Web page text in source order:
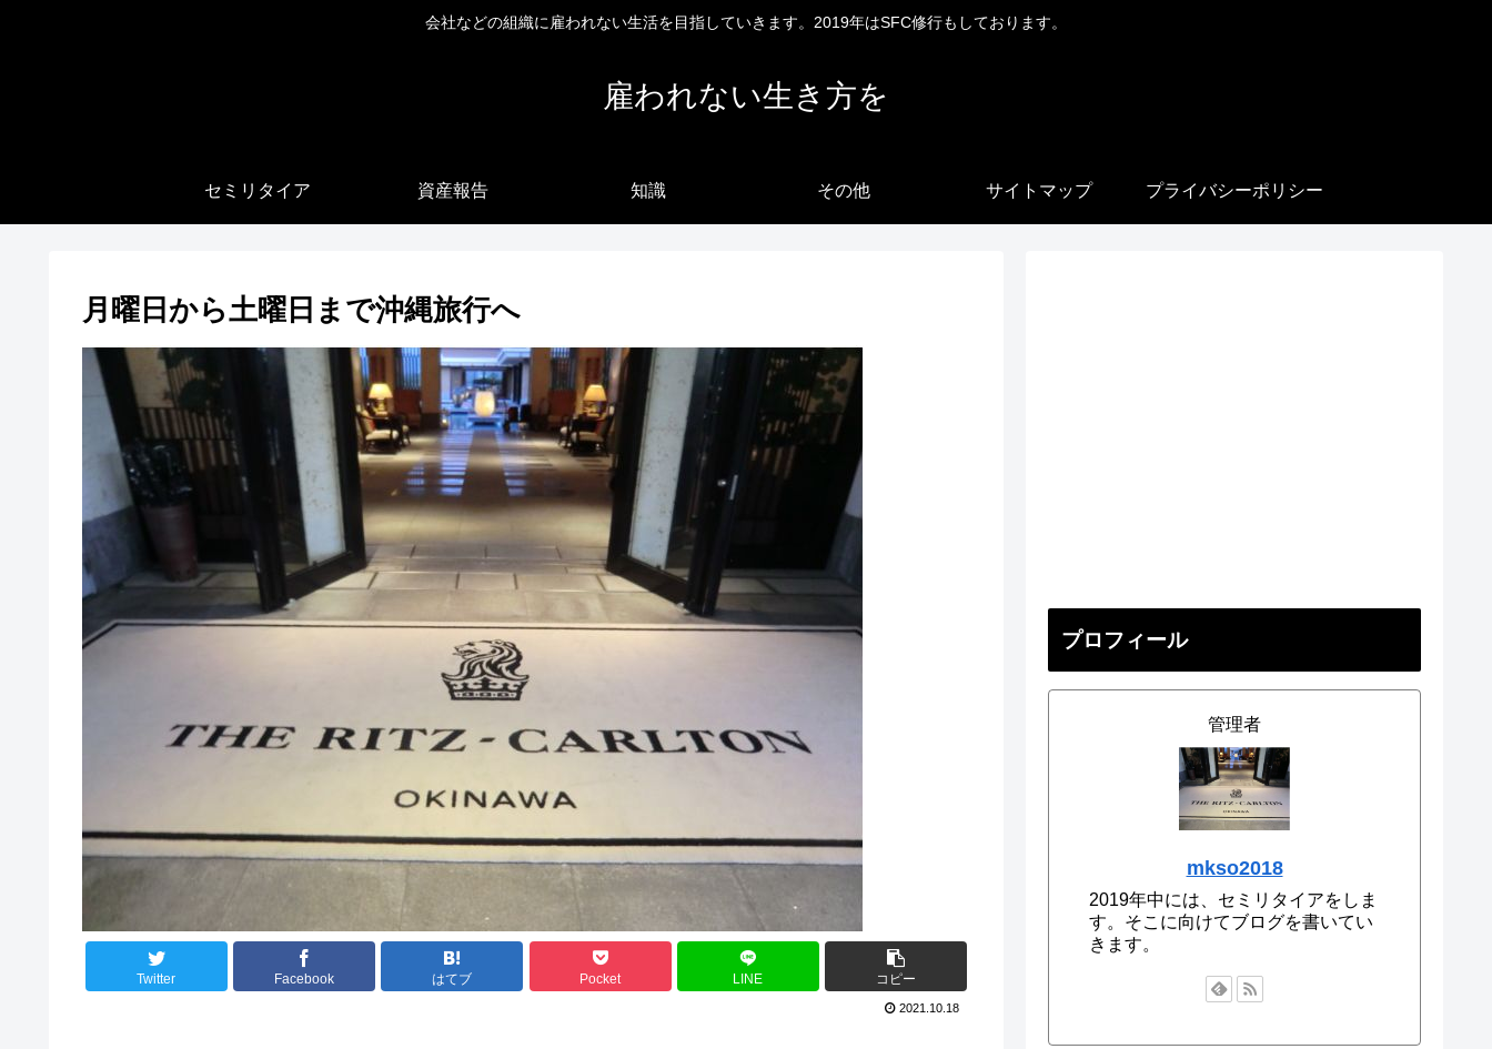
会社などの組織に雇われない生活を目指していきます。2019年はSFC修行もしております。
雇われない生き方を
セミリタイア 資産報告 知識 その他 サイトマップ プライバシーポリシー
月曜日から土曜日まで沖縄旅行へ
Twitter Facebook はてブ Pocket LINE コピー
2021.10.18
プロフィール
管理者
mkso2018
2019年中には、セミリタイアをしま
す。そこに向けてブログを書いてい
きます。